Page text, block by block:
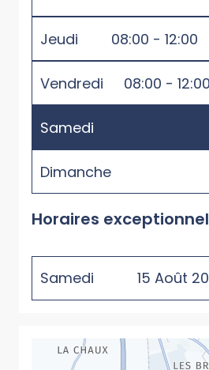
Jeudi 08:00 - 12:00
Vendredi 08:00 - 12:00
Samedi
Dimanche
Horaires
Samedi 15 Août